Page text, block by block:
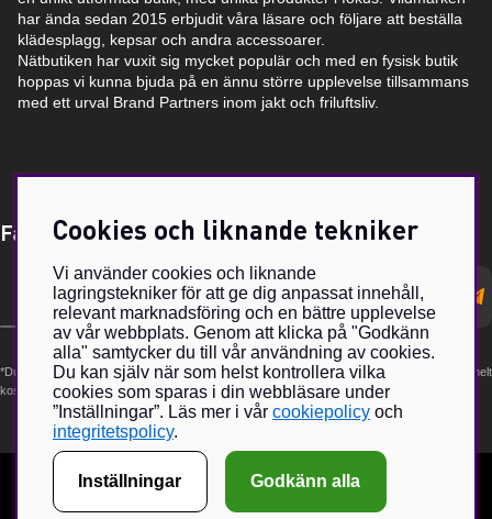
har ända sedan 2015 erbjudit våra läsare och följare att beställa
klädesplagg, kepsar och andra accessoarer.
Nätbutiken har vuxit sig mycket populär och med en fysisk butik
hoppas vi kunna bjuda på en ännu större upplevelse tillsammans
med ett urval Brand Partners inom jakt och friluftsliv.
Få Magasin Vildmarken direkt till din e-post!*
postadress
*Du kan även få erbjudanden och nyheter från samarbetspartners. Din prenumeration är helt
kostnadsfri och kan avslutas när som helst.
Cookies och liknande tekniker
Vi använder cookies och liknande
lagringstekniker för att ge dig anpassat innehåll,
relevant marknadsföring och en bättre upplevelse
av vår webbplats. Genom att klicka på "Godkänn
alla" samtycker du till vår användning av cookies.
Du kan själv när som helst kontrollera vilka
cookies som sparas i din webbläsare under
”Inställningar”. Läs mer i vår cookiepolicy och
integritetspolicy.
Inställningar Godkänn alla